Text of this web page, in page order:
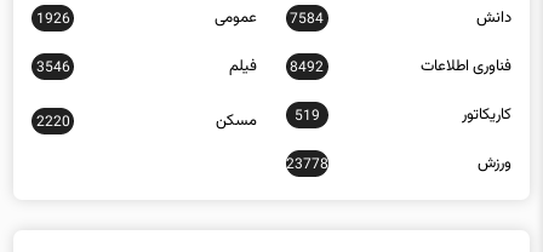
دانش 7584 عمومی 1926
فناوری اطلاعات 8492 فیلم 3546
کاریکاتور 519 مسکن 2220
ورزش 23778